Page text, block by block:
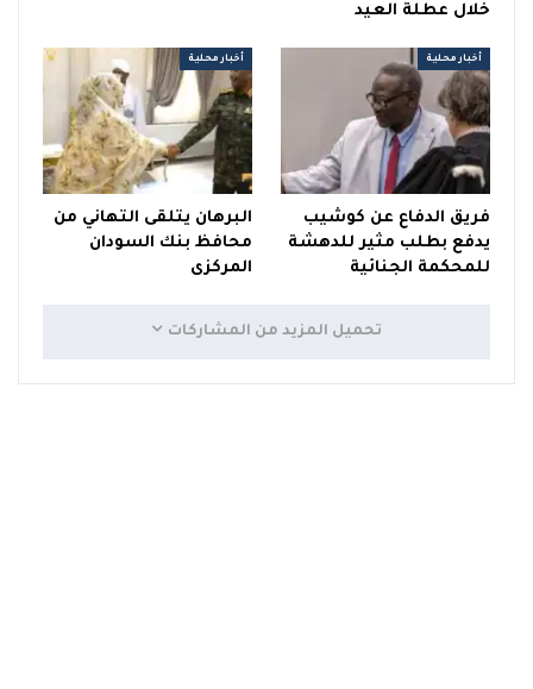
خلال عطلة العيد
أخبار محلية
فريق الدفاع عن كوشيب
يدفع بطلب مثير للدهشة
للمحكمة الجنائية
أخبار محلية
البرهان يتلقى التهاني من
محافظ بنك السودان
المركزى
تحميل المزيد من المشاركات